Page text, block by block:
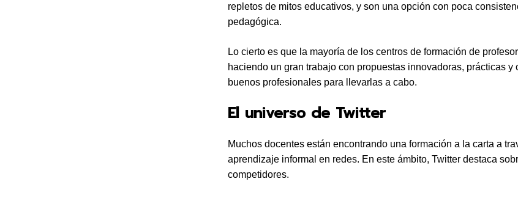
repletos de mitos educativos, y son una opción con poca
pedagógica.
Lo cierto es que la mayoría de los centros de formación de
haciendo un gran trabajo con propuestas innovadoras, prácticas y
buenos profesionales para llevarlas a cabo.
El universo de Twitter
Muchos docentes están encontrando una formación a la carta a
aprendizaje informal en redes. En este ámbito, Twitter destaca
competidores.